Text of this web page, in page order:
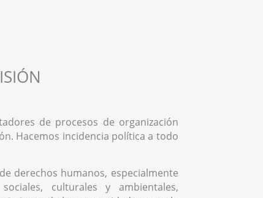
de procesos de organización
Hacemos incidencia política a todo
derechos humanos, especialmente
culturales y ambientales,